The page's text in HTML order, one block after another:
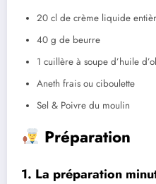
20 cl de crème liquide
40 g de beurre
1 cuillère à soupe d’huile
Aneth frais ou ciboulette
Sel & Poivre du moulin
Préparation
1. La préparation